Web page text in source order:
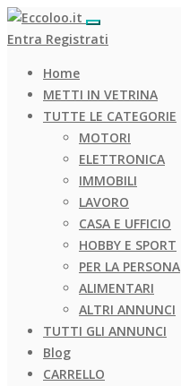
Entra Registrati
Home
METTI IN VETRINA
TUTTE LE CATEGORIE
MOTORI
ELETTRONICA
IMMOBILI
LAVORO
CASA E UFFICIO
HOBBY E SPORT
PER LA PERSONA
ALIMENTARI
ALTRI ANNUNCI
TUTTI GLI ANNUNCI
Blog
CARRELLO